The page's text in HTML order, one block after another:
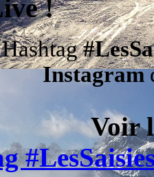
!
Instagram
Voir